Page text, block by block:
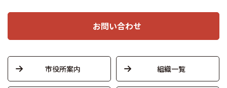
お問い合わせ
市役所案内 組織一覧